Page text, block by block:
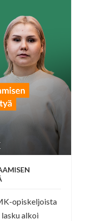
opiskeljoista
alkoi